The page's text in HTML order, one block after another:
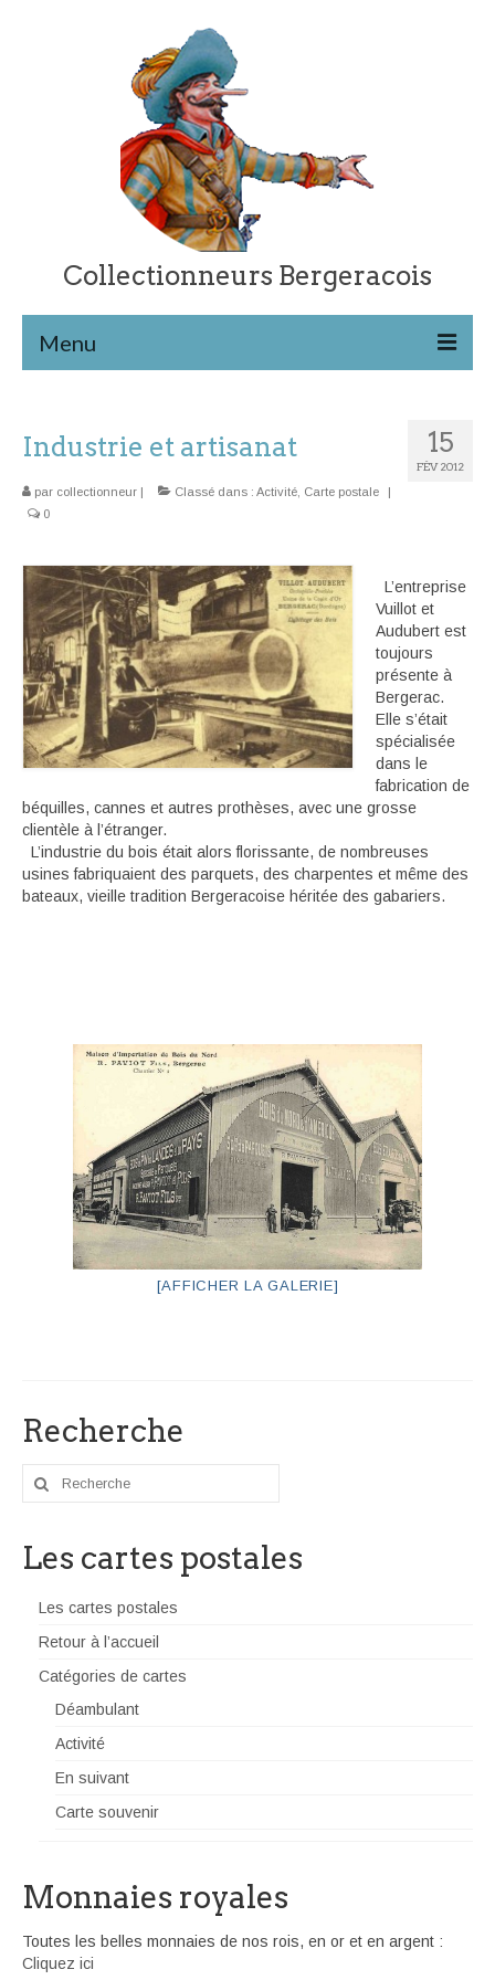
Collectionneurs Bergeracois
Menu
Retour à l’accueil
Catégories de cartes
Activité
En suivant
Carte souvenir
15
FÉV 2012
Industrie et artisanat
par collectionneur | Classé dans : Activité Carte postale
|
0
L’entreprise
Vuillot et
Audubert est
toujours
présente à
Bergerac.
Elle s’était
spécialisée
dans le
fabrication de
béquilles, cannes et autres prothèses, avec une grosse
clientèle à l’étranger.
L’industrie du bois était alors florissante, de nombreuses
usines fabriquaient des parquets, des charpentes et même des
bateaux, vieille tradition Bergeracoise héritée des gabariers.
[AFFICHER LA GALERIE]
Recherche
Rechercher
Les cartes postales
Les cartes postales
Retour à l’accueil
Catégories de cartes
Déambulant
Activité
En suivant
Carte souvenir
Monnaies royales
Toutes les belles monnaies de nos rois, en or et en argent :
Cliquez ici